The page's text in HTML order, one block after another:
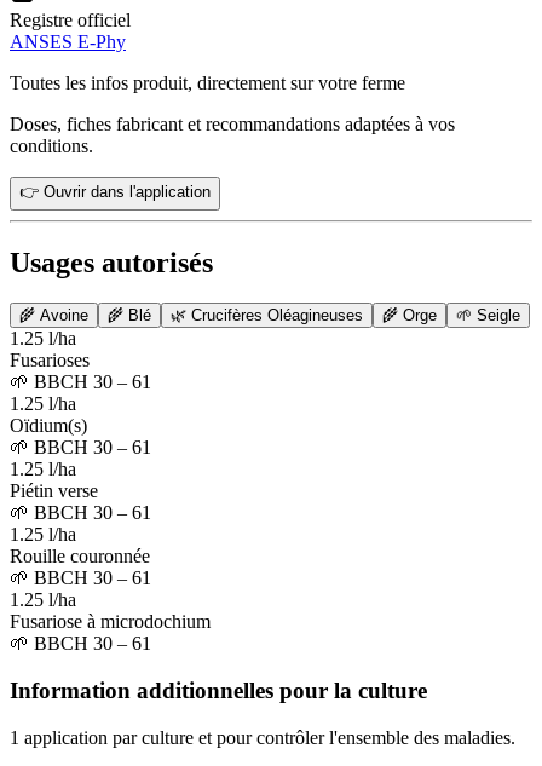
Registre officiel
ANSES E-Phy
Toutes les infos produit, directement sur votre ferme
Doses, fiches fabricant et recommandations adaptées à vos
conditions.
👉 Ouvrir dans l'application
Usages autorisés
🌾 Avoine 🌾 Blé 🌿 Crucifères Oléagineuses 🌾 Orge 🌱 Seigle
1.25 l/ha
Fusarioses
🌱 BBCH 30 – 61
1.25 l/ha
Oïdium(s)
🌱 BBCH 30 – 61
1.25 l/ha
Piétin verse
🌱 BBCH 30 – 61
1.25 l/ha
Rouille couronnée
🌱 BBCH 30 – 61
1.25 l/ha
Fusariose à microdochium
🌱 BBCH 30 – 61
Information additionnelles pour la culture
1 application par culture et pour contrôler l'ensemble des maladies.